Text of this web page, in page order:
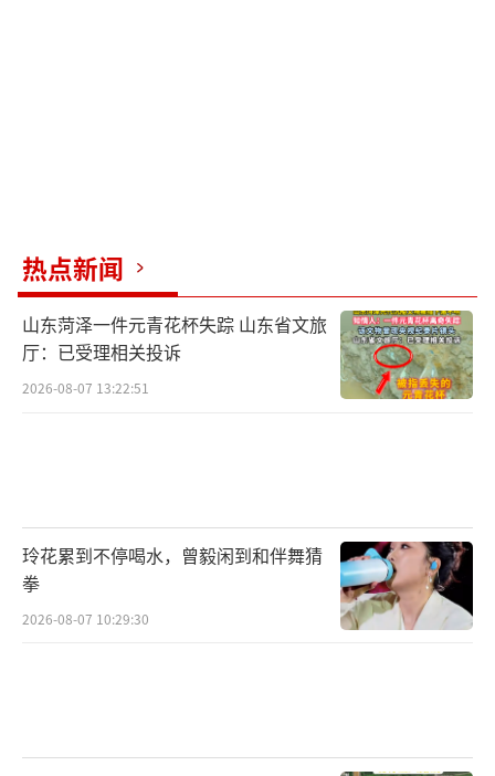
热点新闻
山东菏泽一件元青花杯失踪 山东省文旅
厅：已受理相关投诉
2026-08-07 13:22:51
玲花累到不停喝水，曾毅闲到和伴舞猜
拳
2026-08-07 10:29:30